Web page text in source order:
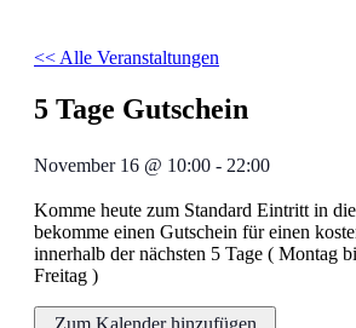
<< Alle Veranstaltungen
5 Tage Gutschein
November 16 @ 10:00 - 22:00
Komme heute zum Standard Eintritt in
bekomme einen Gutschein für einen
innerhalb der nächsten 5 Tage ( Montag
Freitag )